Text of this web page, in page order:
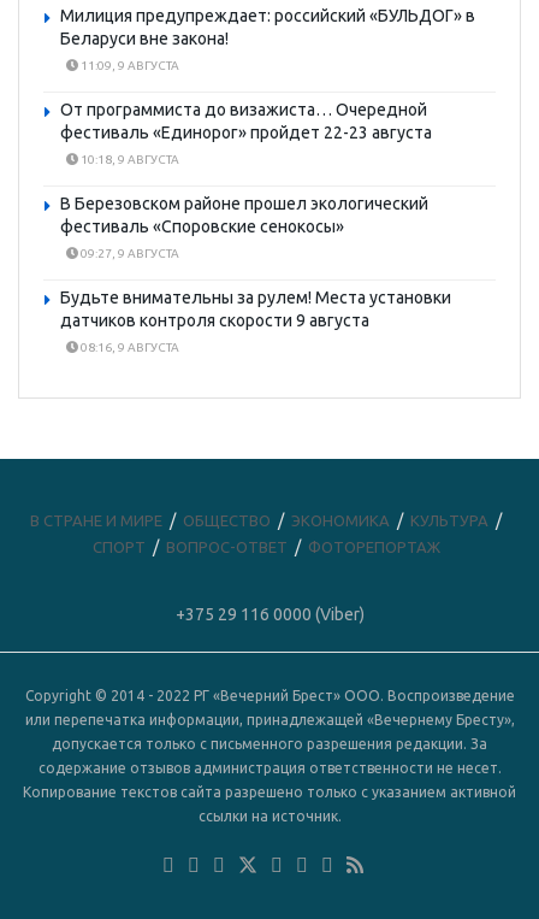
Милиция предупреждает: российский «БУЛЬДОГ» в
Беларуси вне закона!
11:09, 9 АВГУСТА
От программиста до визажиста… Очередной
фестиваль «Единорог» пройдет 22-23 августа
10:18, 9 АВГУСТА
В Березовском районе прошел экологический
фестиваль «Споровские сенокосы»
09:27, 9 АВГУСТА
Будьте внимательны за рулем! Места установки
датчиков контроля скорости 9 августа
08:16, 9 АВГУСТА
В СТРАНЕ И МИРЕ ОБЩЕСТВО ЭКОНОМИКА
КУЛЬТУРА
СПОРТ
ВОПРОС-ОТВЕТ ФОТОРЕПОРТАЖ
+375 29 116 0000 (Viber)
Copyright © 2014 - 2022 РГ «Вечерний Брест» ООО. Воспроизведение
или перепечатка информации, принадлежащей «Вечернему Бресту»,
допускается только с письменного разрешения редакции. За
содержание отзывов администрация ответственности не несет.
Копирование текстов сайта разрешено только с указанием активной
ссылки на источник.